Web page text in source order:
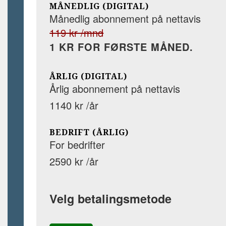
MÅNEDLIG (DIGITAL)
Månedlig abonnement på nettavis
119 kr /mnd
1 KR FOR FØRSTE MÅNED.
ÅRLIG (DIGITAL)
Årlig abonnement på nettavis
1140 kr /år
BEDRIFT (ÅRLIG)
For bedrifter
2590 kr /år
Velg betalingsmetode